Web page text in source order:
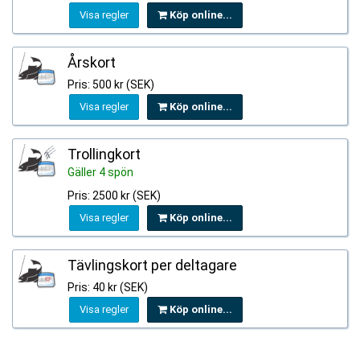
Visa regler Köp online...
Årskort
Pris: 500 kr (SEK)
Visa regler Köp online...
Trollingkort
Gäller 4 spön
Pris: 2500 kr (SEK)
Visa regler Köp online...
Tävlingskort per deltagare
Pris: 40 kr (SEK)
Visa regler Köp online...